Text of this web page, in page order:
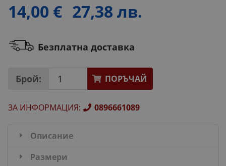
14,00 € 27,38 лв.
Безплатна доставка
Брой: ПОРЪЧАЙ
ЗА ИНФОРМАЦИЯ: 0896661089
Описание
Размери